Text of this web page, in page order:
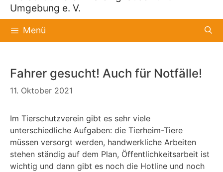
Umgebung e. V.
Menü
Fahrer gesucht! Auch für Notfälle!
11. Oktober 2021
Im Tierschutzverein gibt es sehr viele
unterschiedliche Aufgaben: die Tierheim-Tiere
müssen versorgt werden, handwerkliche Arbeiten
stehen ständig auf dem Plan, Öffentlichkeitsarbeit ist
wichtig und dann gibt es noch die Hotline und noch